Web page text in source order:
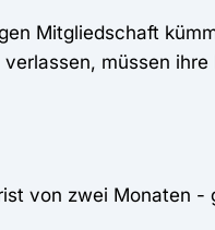
Mitgliedschaft
müssen
von zwei Monaten -